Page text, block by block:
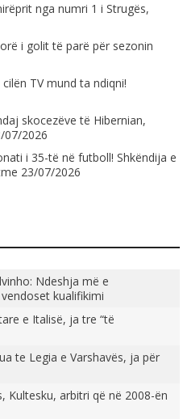
nga numri 1 i Strugës,
i golit të parë për sezonin
TV mund ta ndiqni!
skocezëve të Hibernian,
07/2026
i 35-të në futboll! Shkëndija e
23/07/2026
Ndeshja më e
kualifikimi
e Italisë, ja tre “të
te Legia e Varshavës, ja për
Kultesku, arbitri që në 2008-ën